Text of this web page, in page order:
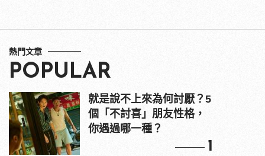
熱門文章
POPULAR
就是說不上來為何討厭？5
個「不討喜」朋友性格，
你遇過哪一種？
1